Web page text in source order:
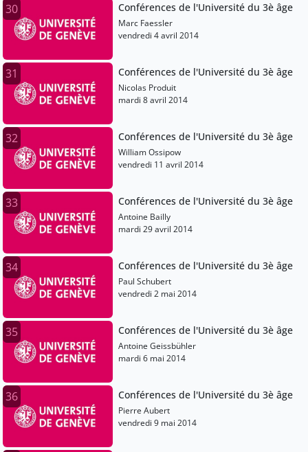
30 Conférences de l'Université du 3è âge
Marc Faessler
vendredi 4 avril 2014
31 Conférences de l'Université du 3è âge
Nicolas Produit
mardi 8 avril 2014
32 Conférences de l'Université du 3è âge
William Ossipow
vendredi 11 avril 2014
33 Conférences de l'Université du 3è âge
Antoine Bailly
mardi 29 avril 2014
34 Conférences de l'Université du 3è âge
Paul Schubert
vendredi 2 mai 2014
35 Conférences de l'Université du 3è âge
Antoine Geissbühler
mardi 6 mai 2014
36 Conférences de l'Université du 3è âge
Pierre Aubert
vendredi 9 mai 2014